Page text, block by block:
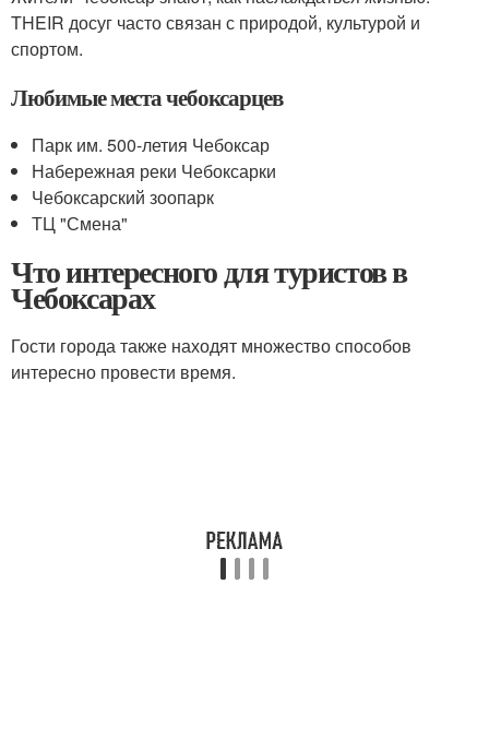
THEIR досуг часто связан с природой, культурой и
спортом.
Любимые места чебоксарцев
Парк им. 500-летия Чебоксар
Набережная реки Чебоксарки
Чебоксарский зоопарк
ТЦ "Смена"
Что интересного для туристов в
Чебоксарах
Гости города также находят множество способов
интересно провести время.